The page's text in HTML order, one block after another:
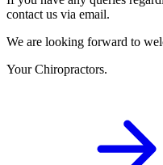
contact us via email.
We are looking forward to
Your Chiropractors.